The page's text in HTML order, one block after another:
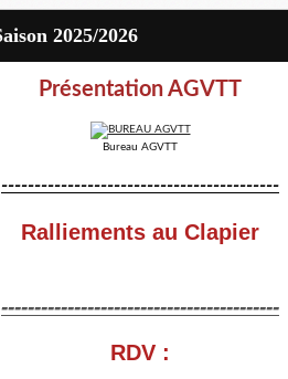
Saison 2025/2026
Présentation AGVTT
Bureau AGVTT
------------------------------------------
Ralliements au Clapier
------------------------------------------
RDV :